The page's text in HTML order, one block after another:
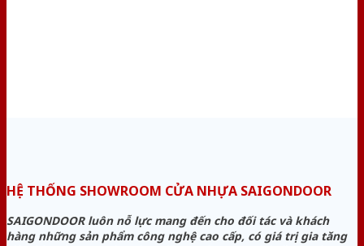
HỆ THỐNG SHOWROOM CỬA NHỰA SAIGONDOOR
SAIGONDOOR luôn nỗ lực mang đến cho đối tác và khách
hàng những sản phẩm công nghệ cao cấp, có giá trị gia tăng